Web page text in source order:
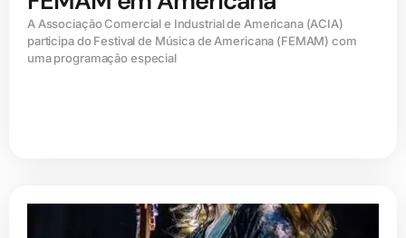
A Associação Comercial e Industrial de Americana (ACIA)
participa do Festival de Música de Americana (FEMAM) com
uma programação especial